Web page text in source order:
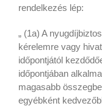
rendelkezés lép:
„ (1a) A
kérelemre vagy
időpontjától
időpontjában
magasabb
egyébként